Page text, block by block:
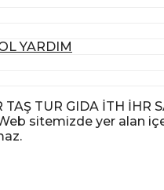
YARDIM
TUR GIDA İTH İHR
sitemizde yer alan